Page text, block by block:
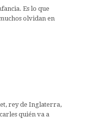
Es lo que
olvidan en
rey de Inglaterra,
quién va a